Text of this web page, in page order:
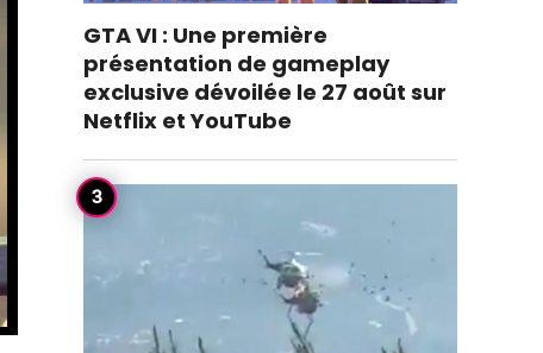
GTA VI : Une première
présentation de gameplay
exclusive dévoilée le 27 août sur
Netflix et YouTube